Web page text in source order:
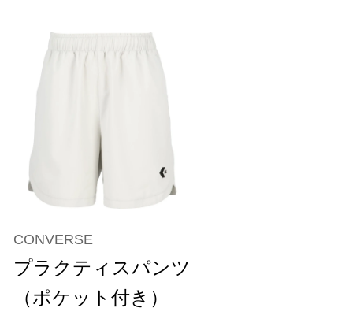
CONVERSE
プラクティスパンツ
（ポケット付き）